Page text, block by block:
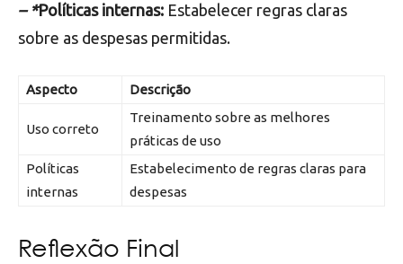
– *Políticas internas: Estabelecer regras claras
sobre as despesas permitidas.
Aspecto Descrição
Uso correto
Treinamento sobre as melhores
práticas de uso
Políticas
internas
Estabelecimento de regras claras para
despesas
Reflexão Final